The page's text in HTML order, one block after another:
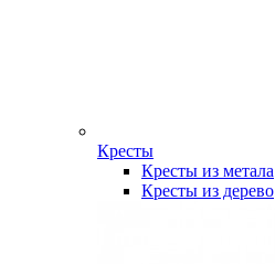
Кресты
Кресты из метала
Кресты из дерево